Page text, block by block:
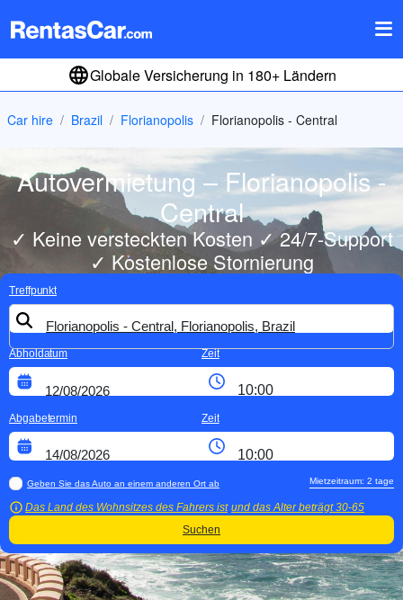
Globale Versicherung in 180+ Ländern
Car hire Brazil Florianopolis Florianopolis - Central
Autovermietung – Florianopolis -
Central
✓ Keine versteckten Kosten ✓ 24/7-Support
✓ Kostenlose Stornierung
Treffpunkt
Abholdatum Zeit
Abgabetermin Zeit
Geben Sie das Auto an einem anderen Ort ab
Das Land des Wohnsitzes des Fahrers ist und das Alter beträgt30-65
Mietzeitraum: 2 tage
Suchen